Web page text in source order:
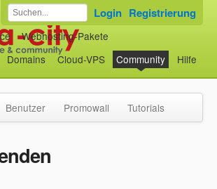
Webhosting-Pakete
Domains Cloud-VPS Community Hilfe
Login Registrierung
Benutzer Promowall Tutorials